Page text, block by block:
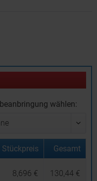
wählen:
Stückpreis Gesamt
8,696 € 130,44 €